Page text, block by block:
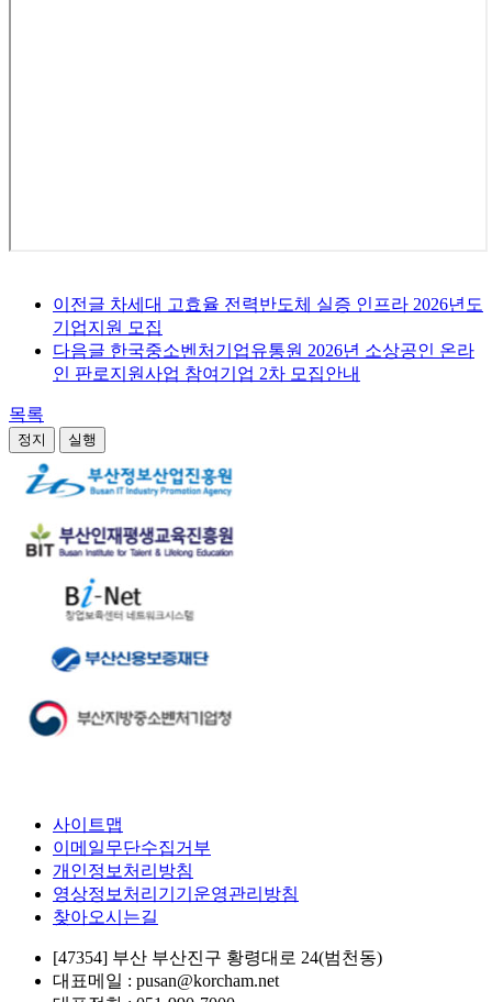
이전글 차세대 고효율 전력반도체 실증 인프라 2026년도
기업지원 모집
다음글 한국중소벤처기업유통원 2026년 소상공인 온라
인 판로지원사업 참여기업 2차 모집안내
목록
정지 실행
사이트맵
이메일무단수집거부
개인정보처리방침
영상정보처리기기운영관리방침
찾아오시는길
[47354] 부산 부산진구 황령대로 24(범천동)
대표메일 : pusan@korcham.net